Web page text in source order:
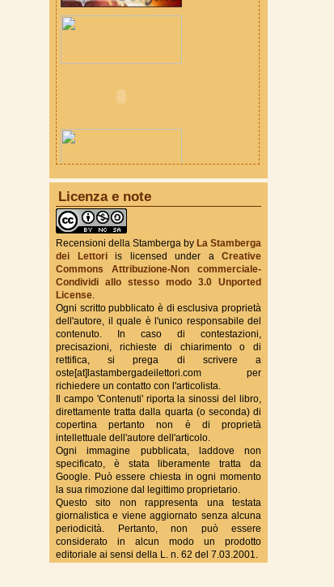
True Fantasy Italy
Licenza e note
Recensioni della Stamberga by La Stamberga
dei Lettoriis licensed under a Creative
Commons Attribuzione-Non commerciale-
Condividi allo stesso modo 3.0 Unported
License.
Ogni scritto pubblicato è di esclusiva proprietà
dell'autore, il quale è l'unico responsabile del
contenuto. In caso di contestazioni,
precisazioni, richieste di chiarimento o di
rettifica, si prega di scrivere a
oste[at]lastambergadeilettori.com per
richiedere un contatto con l'articolista.
Il campo 'Contenuti' riporta la sinossi del libro,
direttamente tratta dalla quarta (o seconda) di
copertina pertanto non è di proprietà
intellettuale dell'autore dell'articolo.
Ogni immagine pubblicata, laddove non
specificato, è stata liberamente tratta da
Google. Può essere chiesta in ogni momento
la sua rimozione dal legittimo proprietario.
Questo sito non rappresenta una testata
giornalistica e viene aggiornato senza alcuna
periodicità. Pertanto, non può essere
considerato in alcun modo un prodotto
editoriale ai sensi della L. n. 62 del 7.03.2001.